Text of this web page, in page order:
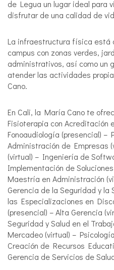
de Legua un lugar ideal para
disfrutar de una calidad de
La infraestructura física está
campus con zonas verdes,
administrativos, así como un
atender las actividades
Cano.
En Cali, la María Cano te
Fisioterapia con Acreditación
Fonoaudiología (presencial) –
Administración de Empresas
(virtual) – Ingeniería de
Implementación de
Maestría en Administración
Gerencia de la Seguridad y la
las Especializaciones en
(presencial) – Alta Gerencia
Seguridad y Salud en el
Mercadeo (virtual) –
Creación de Recursos
Gerencia de Servicios de